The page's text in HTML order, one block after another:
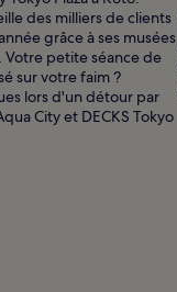
des milliers de clients
grâce à ses musées
Votre petite séance de
sur votre faim ?
lors d'un détour par
City et DECKS Tokyo